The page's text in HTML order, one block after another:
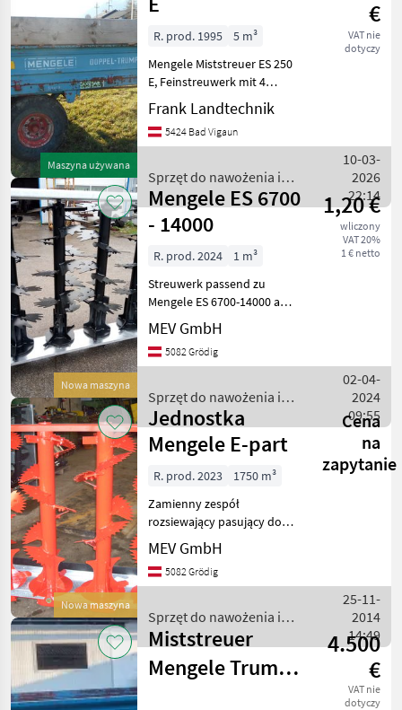
dealerów
Maszyna używana
€
VAT nie
dotyczy
R. prod. 1995
5 m³
Mengele Miststreuer ES 250
E, Feinstreuwerk mit 4
stehende Walzen, Bereifung
11.5/80-15, Gelenkwelle, ....
Guter Zustand! Liczba osi: 1
linowy Spr
Frank Landtechnik
5424 Bad Vigaun
Sprzęt do nawożenia i
nawadniania / Mengele
10-03-
2026
22:14
Nowa maszyna
Mengele ES 6700
- 14000
1,20 €
wliczony
VAT 20%
1 € netto
R. prod. 2024
1 m³
Streuwerk passend zu
Mengele ES 6700-14000 ab.
ca. Baujahr 1998 mit 2m
Brücke Geteilter antrieb bei
Eingangsgetriebe,
antrieb, gibt es auc
MEV GmbH
5082 Grödig
Sprzęt do nawożenia i
nawadniania / Mengele
02-04-
2024
09:55
Nowa maszyna
Jednostka
Mengele E-part
Cena
na
zapytanie
R. prod. 2023
1750 m³
Zamienny zespół
rozsiewający pasujący do
rozsiewaczy Mengele o
szerokości 1750 mm.
Zespół 4-rolkowy z
przekładnią w kąpieli
olejowej i prześw
MEV GmbH
5082 Grödig
Sprzęt do nawożenia i
nawadniania / Mengele
25-11-
2014
14:49
Miststreuer
Mengele Trumpf
4.500
€
VAT nie
dotyczy